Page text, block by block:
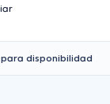
disponibilidad